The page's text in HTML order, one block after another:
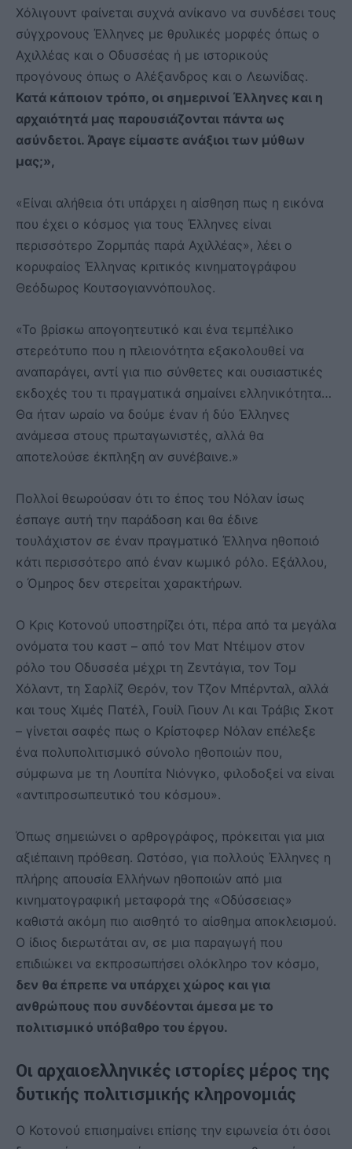
Χόλιγουντ φαίνεται συχνά ανίκανο να συνδέσει τους
σύγχρονους Έλληνες με θρυλικές μορφές όπως ο
Αχιλλέας και ο Οδυσσέας ή με ιστορικούς
προγόνους όπως ο Αλέξανδρος και ο Λεωνίδας.
Κατά κάποιον τρόπο, οι σημερινοί Έλληνες και η
αρχαιότητά μας παρουσιάζονται πάντα ως
ασύνδετοι. Άραγε είμαστε ανάξιοι των μύθων
μας;»,
«Είναι αλήθεια ότι υπάρχει η αίσθηση πως η εικόνα
που έχει ο κόσμος για τους Έλληνες είναι
περισσότερο Ζορμπάς παρά Αχιλλέας», λέει ο
κορυφαίος Έλληνας κριτικός κινηματογράφου
Θεόδωρος Κουτσογιαννόπουλος.
«Το βρίσκω απογοητευτικό και ένα τεμπέλικο
στερεότυπο που η πλειονότητα εξακολουθεί να
αναπαράγει, αντί για πιο σύνθετες και ουσιαστικές
εκδοχές του τι πραγματικά σημαίνει ελληνικότητα…
Θα ήταν ωραίο να δούμε έναν ή δύο Έλληνες
ανάμεσα στους πρωταγωνιστές, αλλά θα
αποτελούσε έκπληξη αν συνέβαινε.»
Πολλοί θεωρούσαν ότι το έπος του Νόλαν ίσως
έσπαγε αυτή την παράδοση και θα έδινε
τουλάχιστον σε έναν πραγματικό Έλληνα ηθοποιό
κάτι περισσότερο από έναν κωμικό ρόλο. Εξάλλου,
ο Όμηρος δεν στερείται χαρακτήρων.
Ο Κρις Κοτονού υποστηρίζει ότι, πέρα από τα μεγάλα
ονόματα του καστ – από τον Ματ Ντέιμον στον
ρόλο του Οδυσσέα μέχρι τη Ζεντάγια, τον Τομ
Χόλαντ, τη Σαρλίζ Θερόν, τον Τζον Μπέρνταλ, αλλά
και τους Χιμές Πατέλ, Γουίλ Γιουν Λι και Τράβις Σκοτ
– γίνεται σαφές πως ο Κρίστοφερ Νόλαν επέλεξε
ένα πολυπολιτισμικό σύνολο ηθοποιών που,
σύμφωνα με τη Λουπίτα Νιόνγκο, φιλοδοξεί να είναι
«αντιπροσωπευτικό του κόσμου».
Όπως σημειώνει ο αρθρογράφος, πρόκειται για μια
αξιέπαινη πρόθεση. Ωστόσο, για πολλούς Έλληνες η
πλήρης απουσία Ελλήνων ηθοποιών από μια
κινηματογραφική μεταφορά της «Οδύσσειας»
καθιστά ακόμη πιο αισθητό το αίσθημα αποκλεισμού.
Ο ίδιος διερωτάται αν, σε μια παραγωγή που
επιδιώκει να εκπροσωπήσει ολόκληρο τον κόσμο,
δεν θα έπρεπε να υπάρχει χώρος και για
ανθρώπους που συνδέονται άμεσα με το
πολιτισμικό υπόβαθρο του έργου.
Οι αρχαιοελληνικές ιστορίες μέρος της
δυτικής πολιτισμικής κληρονομιάς
Ο Κοτονού επισημαίνει επίσης την ειρωνεία ότι όσοι